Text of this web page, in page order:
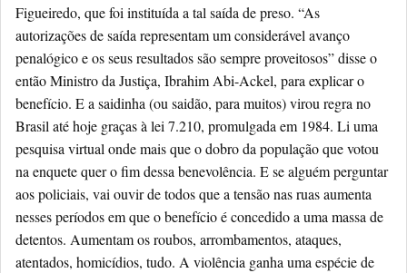
Figueiredo, que foi instituída a tal saída de preso. “As
autorizações de saída representam um considerável avanço
penalógico e os seus resultados são sempre proveitosos” disse o
então Ministro da Justiça, Ibrahim Abi-Ackel, para explicar o
benefício. E a saidinha (ou saidão, para muitos) virou regra no
Brasil até hoje graças à lei 7.210, promulgada em 1984. Li uma
pesquisa virtual onde mais que o dobro da população que votou
na enquete quer o fim dessa benevolência. E se alguém perguntar
aos policiais, vai ouvir de todos que a tensão nas ruas aumenta
nesses períodos em que o benefício é concedido a uma massa de
detentos. Aumentam os roubos, arrombamentos, ataques,
atentados, homicídios, tudo. A violência ganha uma espécie de